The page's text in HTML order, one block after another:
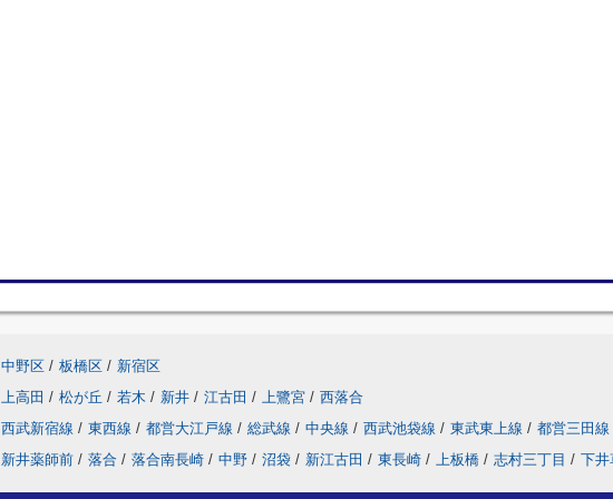
中野区 / 板橋区 / 新宿区
上高田 / 松が丘 / 若木 / 新井 / 江古田 / 上鷺宮 / 西落合
西武新宿線 / 東西線 / 都営大江戸線 / 総武線 / 中央線 / 西武池袋線 / 東武東上線 / 都営三田線
新井薬師前 / 落合 / 落合南長崎 / 中野 / 沼袋 / 新江古田 / 東長崎 / 上板橋 / 志村三丁目 / 下井